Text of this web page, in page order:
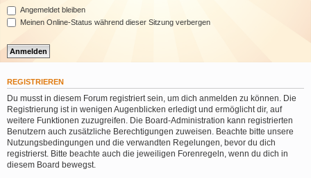
Angemeldet bleiben
Meinen Online-Status während dieser Sitzung verbergen
REGISTRIEREN
Du musst in diesem Forum registriert sein, um dich anmelden zu können. Die
Registrierung ist in wenigen Augenblicken erledigt und ermöglicht dir, auf
weitere Funktionen zuzugreifen. Die Board-Administration kann registrierten
Benutzern auch zusätzliche Berechtigungen zuweisen. Beachte bitte unsere
Nutzungsbedingungen und die verwandten Regelungen, bevor du dich
registrierst. Bitte beachte auch die jeweiligen Forenregeln, wenn du dich in
diesem Board bewegst.